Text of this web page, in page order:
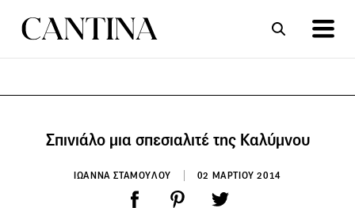
Σπινιάλο μια σπεσιαλιτέ της Καλύμνου
ΙΩΑΝΝΑ ΣΤΑΜΟΥΛΟΥ 02 ΜΑΡΤΙΟΥ 2014